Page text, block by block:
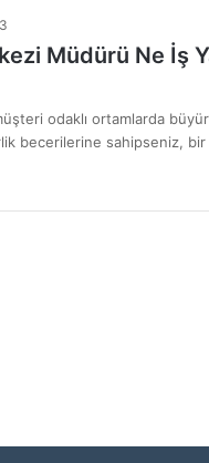
Müdürü Ne İş
odaklı ortamlarda
becerilerine sahipseniz, bir